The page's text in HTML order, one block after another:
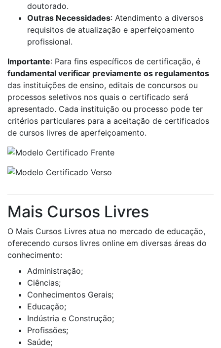
doutorado.
Outras Necessidades: Atendimento a diversos
requisitos de atualização e aperfeiçoamento
profissional.
Importante: Para fins específicos de certificação, é
fundamental verificar previamente os regulamentos
das instituições de ensino, editais de concursos ou
processos seletivos nos quais o certificado será
apresentado. Cada instituição ou processo pode ter
critérios particulares para a aceitação de certificados
de cursos livres de aperfeiçoamento.
Mais Cursos Livres
O Mais Cursos Livres atua no mercado de educação,
oferecendo cursos livres online em diversas áreas do
conhecimento:
Administração;
Ciências;
Conhecimentos Gerais;
Educação;
Indústria e Construção;
Profissões;
Saúde;